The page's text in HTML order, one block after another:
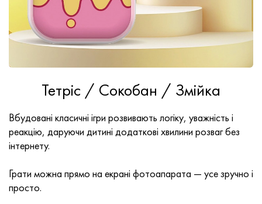
Тетріс / Сокобан / Змійка
Вбудовані класичні ігри розвивають логіку, уважність і
реакцію, даруючи дитині додаткові хвилини розваг без
інтернету.
Грати можна прямо на екрані фотоапарата — усе зручно і
просто.